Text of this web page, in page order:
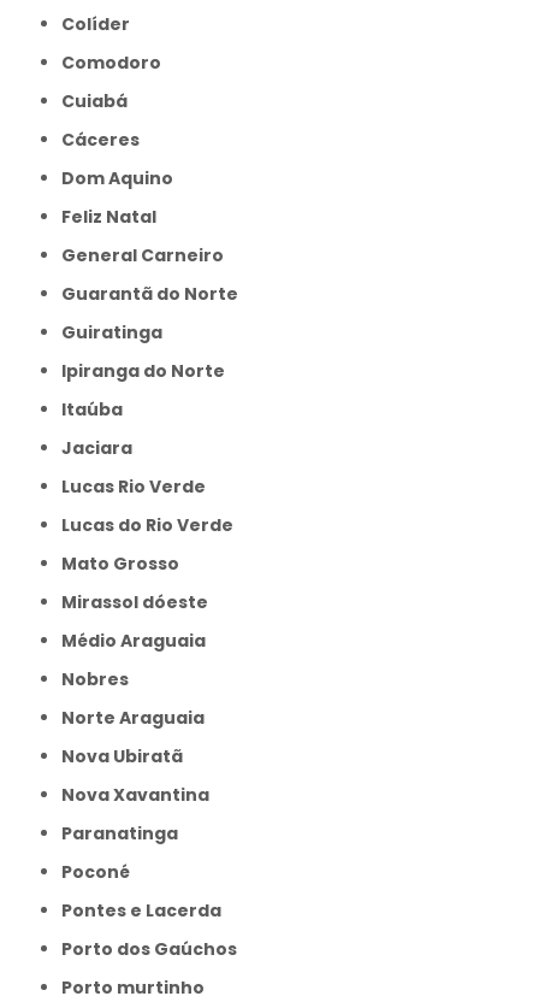
Colíder
Comodoro
Cuiabá
Cáceres
Dom Aquino
Feliz Natal
General Carneiro
Guarantã do Norte
Guiratinga
Ipiranga do Norte
Itaúba
Jaciara
Lucas Rio Verde
Lucas do Rio Verde
Mato Grosso
Mirassol dóeste
Médio Araguaia
Nobres
Norte Araguaia
Nova Ubiratã
Nova Xavantina
Paranatinga
Poconé
Pontes e Lacerda
Porto dos Gaúchos
Porto murtinho